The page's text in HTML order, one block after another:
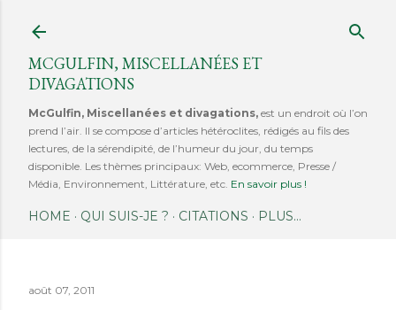
MCGULFIN, MISCELLANÉES ET
DIVAGATIONS
McGulfin, Miscellanées et divagations, est un endroit où l’on
prend l’air. Il se compose d’articles hétéroclites, rédigés au fils des
lectures, de la sérendipité, de l’humeur du jour, du temps
disponible. Les thèmes principaux: Web, ecommerce, Presse /
Média, Environnement, Littérature, etc. En savoir plus !
HOME QUI SUIS-JE ? CITATIONS PLUS…
août 07, 2011